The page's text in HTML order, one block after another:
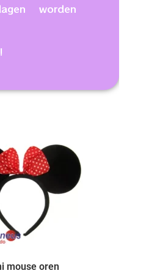
worden
mouse oren